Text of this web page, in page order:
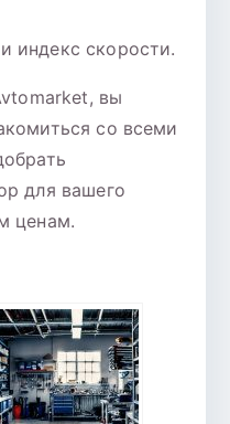
индекс скорости.
вы
со всеми
для вашего
ценам.